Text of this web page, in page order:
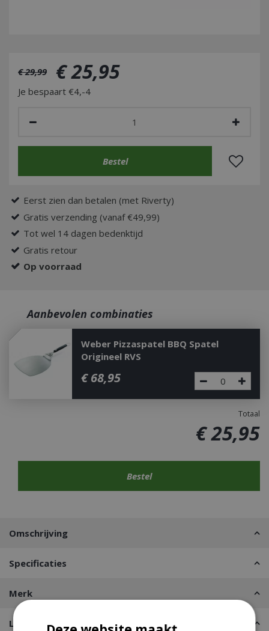
€ 29,99 €25,95
Je bespaart €4,-4
Eerst zien dan betalen (met Riverty)
Gratis verzending (vanaf €49,99)
Tot wel 14 dagen bedenktijd
Gratis retour
Op voorraad
Aanbevolen combinaties
Weber Pizzaspatel BBQ Spatel
Origineel RVS
€ 68,95
Totaal
€25,95
Omschrijving
Specificaties
Merk
Leveren of Afhalen